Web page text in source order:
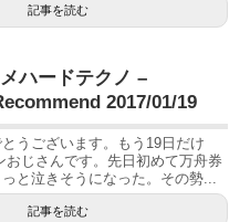
記事を読む
ハードテクノ –
2017/01/19
うございます。もう19日だけ
おじさんです。先日初めて万舟券
と泣きそうになった。その勢...
記事を読む